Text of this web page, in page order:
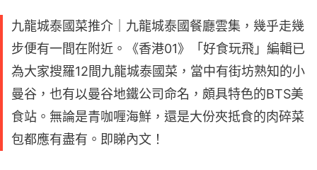
九龍城泰國菜推介｜九龍城泰國餐廳雲集，幾乎走幾
步便有一間在附近。《香港01》「好食玩飛」編輯已
為大家搜羅12間九龍城泰國菜，當中有街坊熟知的小
曼谷，也有以曼谷地鐵公司命名，頗具特色的BTS美
食站。無論是青咖喱海鮮，還是大份夾抵食的肉碎菜
包都應有盡有。即睇內文！